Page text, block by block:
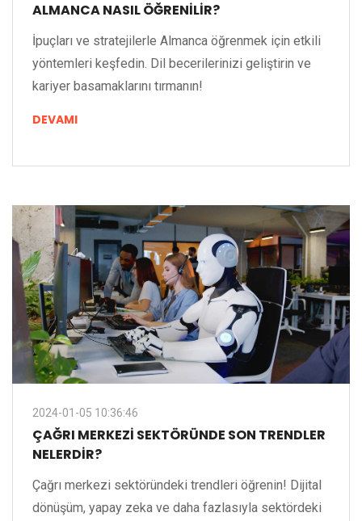
ALMANCA NASIL ÖĞRENILIR?
İpuçları ve stratejilerle Almanca öğrenmek için etkili
yöntemleri keşfedin. Dil becerilerinizi geliştirin ve
kariyer basamaklarını tırmanın!
DEVAMI
2024-01-05 10:36:46
ÇAĞRI MERKEZI SEKTÖRÜNDE SON TRENDLER
NELERDIR?
Çağrı merkezi sektöründeki trendleri öğrenin! Dijital
dönüşüm, yapay zeka ve daha fazlasıyla sektördeki